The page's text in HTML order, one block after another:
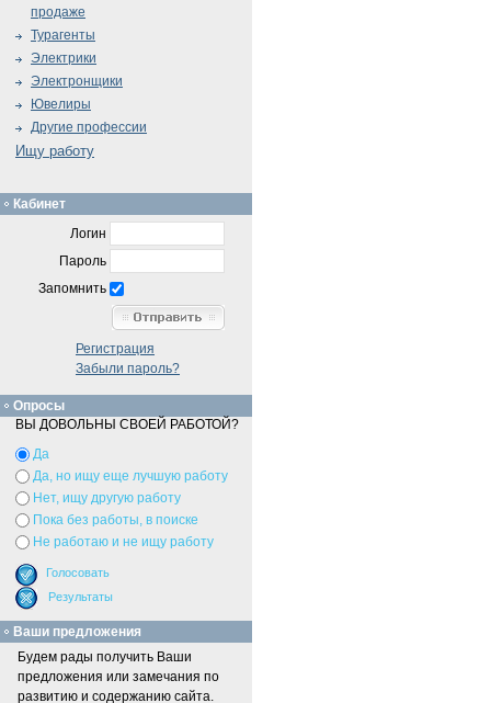
продаже
Турагенты
Электрики
Электронщики
Ювелиры
Другие профессии
Ищу работу
Кабинет
Логин
Пароль
Запомнить
Регистрация
Забыли пароль?
Опросы
ВЫ ДОВОЛЬНЫ СВОЕЙ РАБОТОЙ?
Да
Да, но ищу еще лучшую работу
Нет, ищу другую работу
Пока без работы, в поиске
Не работаю и не ищу работу
Ваши предложения
Будем рады получить Ваши
предложения или замечания по
развитию и содержанию сайта.